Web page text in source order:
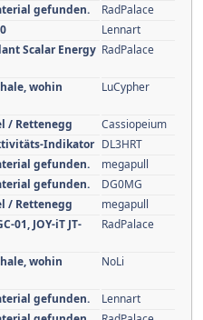
gefunden.
RadPalace
Lennart
Scalar Energy RadPalace
wohin
LuCypher
/ Rettenegg
Cassiopeium
Indikator DL3HRT
gefunden.
megapull
gefunden.
DG0MG
/ Rettenegg
megapull
01, JOY-iT JT-
RadPalace
wohin
NoLi
gefunden.
Lennart